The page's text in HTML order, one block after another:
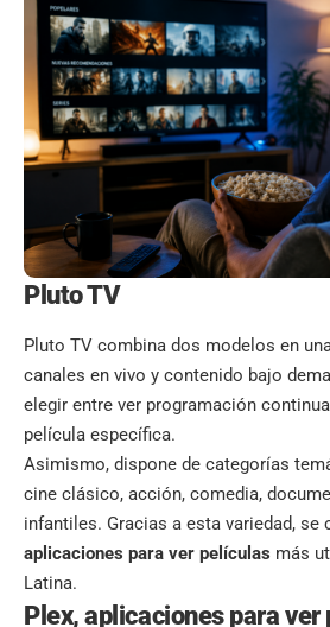
Pluto TV
Pluto TV combina dos modelos en
canales en vivo y contenido bajo
elegir entre ver programación
película específica.
Asimismo, dispone de categorías
cine clásico, acción, comedia,
infantiles. Gracias a esta variedad, se
aplicaciones para ver películas más
Latina.
Plex, aplicaciones para